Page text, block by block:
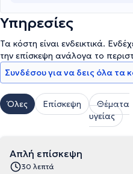
Υπηρεσίες
Τα κόστη είναι ενδεικτικά.
την επίσκεψη ανάλογα το
Συνδέσου για να δεις όλα τα
Όλες Επίσκεψη
Θέματα
υγείας
Απλή επίσκεψη
30 λεπτά